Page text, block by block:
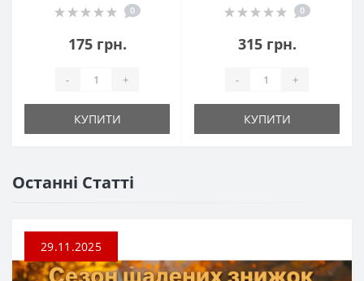
0
175 грн.
- +
КУПИТИ
0
315 грн.
- +
КУПИТИ
Останні Статті
29.11.2025